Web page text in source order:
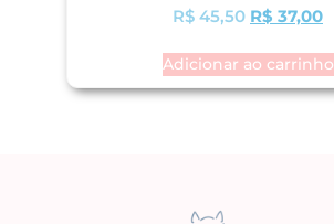
R$ 45,50 R$ 37,00
Adicionar ao carrinho